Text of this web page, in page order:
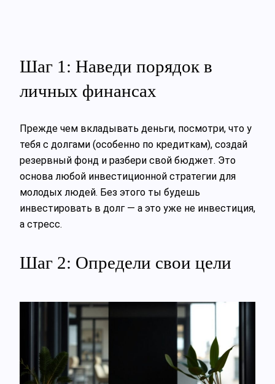
Шаг 1: Наведи порядок в
личных финансах
Прежде чем вкладывать деньги, посмотри, что у
тебя с долгами (особенно по кредиткам), создай
резервный фонд и разбери свой бюджет. Это
основа любой инвестиционной стратегии для
молодых людей. Без этого ты будешь
инвестировать в долг — а это уже не инвестиция,
а стресс.
Шаг 2: Определи свои цели